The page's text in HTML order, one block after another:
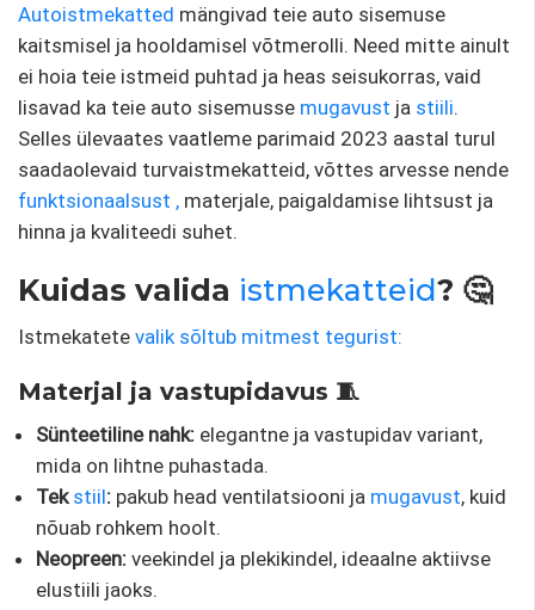
Autoistmekatted mängivad teie auto sisemuse
kaitsmisel ja hooldamisel võtmerolli. Need mitte ainult
ei hoia teie istmeid puhtad ja heas seisukorras, vaid
lisavad ka teie auto sisemusse mugavust ja stiili.
Selles ülevaates vaatleme parimaid 2023 aastal turul
saadaolevaid turvaistmekatteid, võttes arvesse nende
funktsionaalsust , materjale, paigaldamise lihtsust ja
hinna ja kvaliteedi suhet.
Kuidas valida istmekatteid? 🤔
Istmekatete valik sõltub mitmest tegurist:
Materjal ja vastupidavus 🧵
Sünteetiline nahk: elegantne ja vastupidav variant,
mida on lihtne puhastada.
Tek stiil: pakub head ventilatsiooni ja mugavust, kuid
nõuab rohkem hoolt.
Neopreen: veekindel ja plekikindel, ideaalne aktiivse
elustiili jaoks.